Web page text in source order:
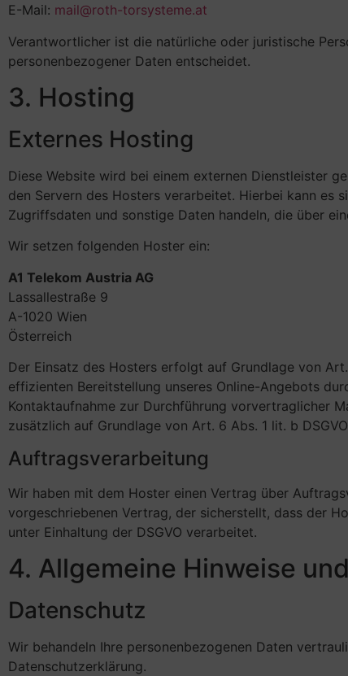
E-Mail: mail@roth-torsysteme.at
Verantwortlicher ist die natürliche oder juristische
personenbezogener Daten entscheidet.
3. Hosting
Externes Hosting
Diese Website wird bei einem externen Dienstleister
den Servern des Hosters verarbeitet. Hierbei kann es
Zugriffsdaten und sonstige Daten handeln, die über
Wir setzen folgenden Hoster ein:
A1 Telekom Austria AG
Lassallestraße 9
A-1020 Wien
Österreich
Der Einsatz des Hosters erfolgt auf Grundlage von
effizienten Bereitstellung unseres Online-Angebots
Kontaktaufnahme zur Durchführung vorvertraglicher
zusätzlich auf Grundlage von Art. 6 Abs. 1 lit. b
Auftragsverarbeitung
Wir haben mit dem Hoster einen Vertrag über
vorgeschriebenen Vertrag, der sicherstellt, dass der
unter Einhaltung der DSGVO verarbeitet.
4. Allgemeine Hinweise
Datenschutz
Wir behandeln Ihre personenbezogenen Daten
Datenschutzerklärung.